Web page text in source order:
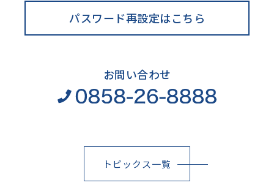
パスワード再設定はこちら
お問い合わせ
トピックス一覧